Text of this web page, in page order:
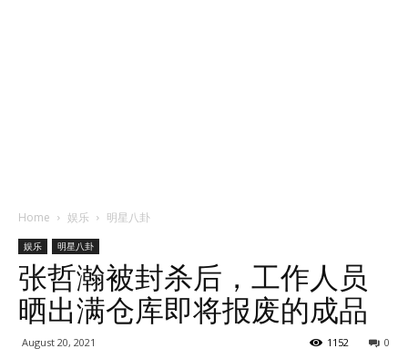
Home 娱乐 明星八卦
娱乐 明星八卦
张哲瀚被封杀后，工作人员
晒出满仓库即将报废的成品
August 20, 2021 0
1152